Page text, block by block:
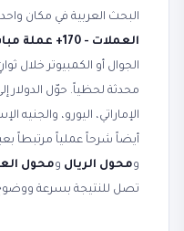
البحث العربية في مكان
العملات - 170+ عملة مباشر
الجوال أو الكمبيوتر
محدثة لحظياً. حوّل الدولار
أيضاً شرحاً عملياً مرتبطاً
ومحول الريال ومحول العملات -
تصل للنتيجة بسرعة